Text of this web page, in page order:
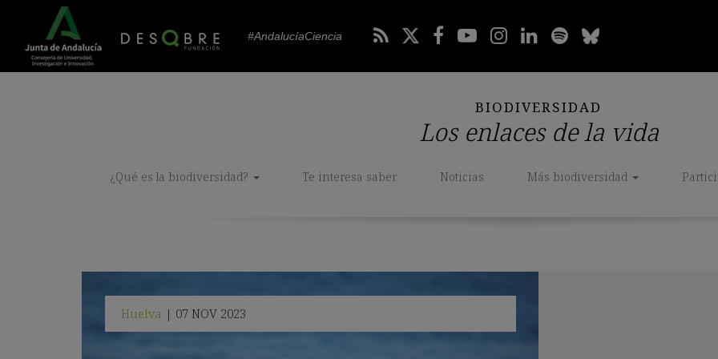
#AndalucíaCiencia
BIODIVERSIDAD
Los enlaces de la vida
¿Qué es la biodiversidad? Te interesa saber Noticias Más biodiversidad
Huelva | 07 NOV 2023